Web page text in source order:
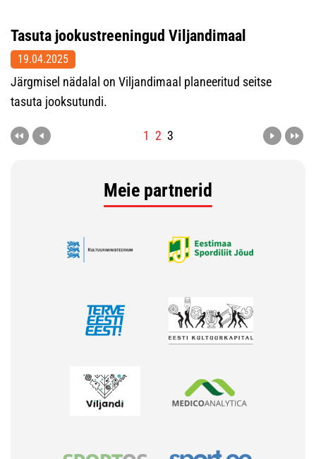
Tasuta jookustreeningud Viljandimaal
19.04.2025
Järgmisel nädalal on Viljandimaal planeeritud seitse
tasuta jooksutundi.
1 2 3
Meie partnerid